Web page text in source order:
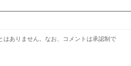
はありません。なお、コメントは承認制で